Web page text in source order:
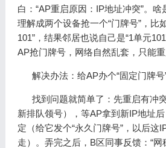
白：“AP重启原因：IP地址冲突”。
理解成两个设备抢一个“门牌号”，比
101”，结果邻居也说自己是“1单元
AP抢门牌号，网络自然乱套，只能重
解决办法：给AP办个“固定门牌号
找到问题就简单了：先重启有冲
新排队领号），等AP拿到新IP地址
定（给它发个“永久门牌号”，以后这
走）。弄完之后，B区同事反馈：“网